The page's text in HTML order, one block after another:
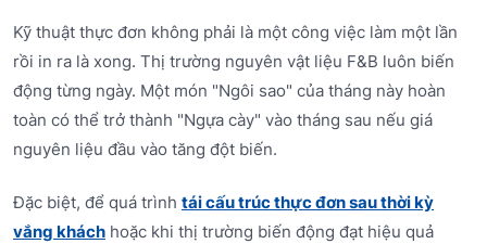
Kỹ thuật thực đơn không phải là một công việc làm một lần
rồi in ra là xong. Thị trường nguyên vật liệu F&B luôn biến
động từng ngày. Một món "Ngôi sao" của tháng này hoàn
toàn có thể trở thành "Ngựa cày" vào tháng sau nếu giá
nguyên liệu đầu vào tăng đột biến.
Đặc biệt, để quá trình tái cấu trúc thực đơn sau thời kỳ
vắng khách hoặc khi thị trường biến động đạt hiệu quả